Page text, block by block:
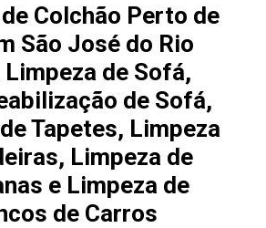
Colchão Perto de
São José do Rio
de Sofá,
de Sofá,
Tapetes, Limpeza
Limpeza de
e Limpeza de
de Carros